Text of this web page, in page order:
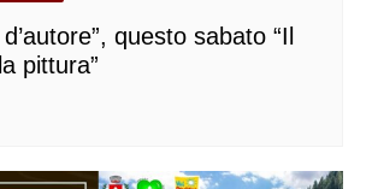
questo sabato “Il
pittura”